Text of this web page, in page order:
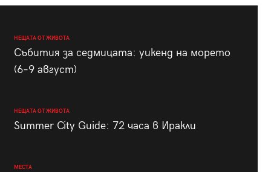
НЕЩАТА ОТ ЖИВОТА
Събития за седмицата: уикенд на морето
(6–9 август)
НЕЩАТА ОТ ЖИВОТА
Summer City Guide: 72 часа в Иракли
МЕСТА